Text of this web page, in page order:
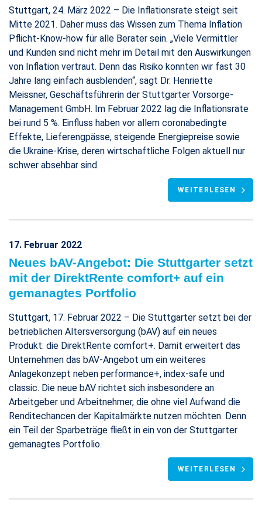
Stuttgart, 24. März 2022 – Die Inflationsrate steigt seit
Mitte 2021. Daher muss das Wissen zum Thema Inflation
Pflicht-Know-how für alle Berater sein. „Viele Vermittler
und Kunden sind nicht mehr im Detail mit den Auswirkungen
von Inflation vertraut. Denn das Risiko konnten wir fast 30
Jahre lang einfach ausblenden“, sagt Dr. Henriette
Meissner, Geschäftsführerin der Stuttgarter Vorsorge-
Management GmbH. Im Februar 2022 lag die Inflationsrate
bei rund 5 %. Einfluss haben vor allem coronabedingte
Effekte, Lieferengpässe, steigende Energiepreise sowie
die Ukraine-Krise, deren wirtschaftliche Folgen aktuell nur
schwer absehbar sind.
WEITERLESEN
17. Februar 2022
Neues bAV-Angebot: Die Stuttgarter setzt
mit der DirektRente comfort+ auf ein
gemanagtes Portfolio
Stuttgart, 17. Februar 2022 – Die Stuttgarter setzt bei der
betrieblichen Altersversorgung (bAV) auf ein neues
Produkt: die DirektRente comfort+. Damit erweitert das
Unternehmen das bAV-Angebot um ein weiteres
Anlagekonzept neben performance+, index-safe und
classic. Die neue bAV richtet sich insbesondere an
Arbeitgeber und Arbeitnehmer, die ohne viel Aufwand die
Renditechancen der Kapitalmärkte nutzen möchten. Denn
ein Teil der Sparbeträge fließt in ein von der Stuttgarter
gemanagtes Portfolio.
WEITERLESEN